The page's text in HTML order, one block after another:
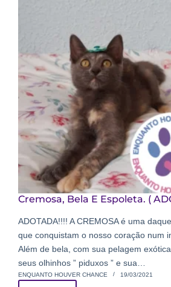
Cremosa, Bela E Espoleta. (
ADOTADA!!!! A CREMOSA é uma
que conquistam o nosso coração num
Além de bela, com sua pelagem exótica
seus olhinhos ” piduxos ” e sua…
ENQUANTO HOUVER CHANCE 19/03/2021